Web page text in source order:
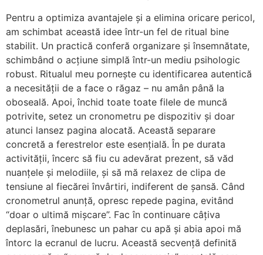
Pentru a optimiza avantajele și a elimina oricare pericol,
am schimbat această idee într-un fel de ritual bine
stabilit. Un practică conferă organizare și însemnătate,
schimbând o acțiune simplă într-un mediu psihologic
robust. Ritualul meu pornește cu identificarea autentică
a necesității de a face o răgaz – nu amân până la
oboseală. Apoi, închid toate toate filele de muncă
potrivite, setez un cronometru pe dispozitiv și doar
atunci lansez pagina alocată. Această separare
concretă a ferestrelor este esențială. În pe durata
activității, încerc să fiu cu adevărat prezent, să văd
nuanțele și melodiile, și să mă relaxez de clipa de
tensiune al fiecărei învârtiri, indiferent de șansă. Când
cronometrul anunță, opresc repede pagina, evitând
“doar o ultimă mișcare”. Fac în continuare câțiva
deplasări, înebunesc un pahar cu apă și abia apoi mă
întorc la ecranul de lucru. Această secvență definită